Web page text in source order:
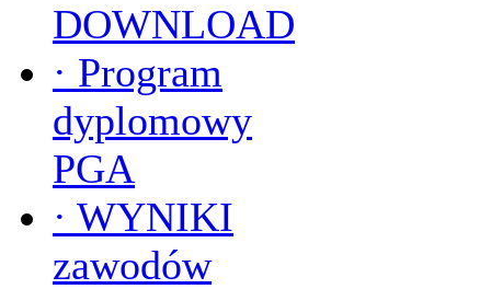
DOWNLOAD
· Program
dyplomowy
PGA
· WYNIKI
zawodów